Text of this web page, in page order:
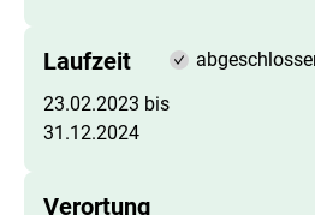
Laufzeit
23.02.2023 bis
31.12.2024
Verortung